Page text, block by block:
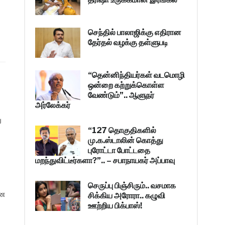
செந்தில் பாலாஜிக்கு எதிரான
தேர்தல் வழக்கு தள்ளுபடி
“தென்னிந்தியர்கள் வடமொழி
ஒன்றை கற்றுக்கொள்ள
வேண்டும்”.. ஆளுநர்
அர்லேக்கர்
“127 தொகுதிகளில்
மு.க.ஸ்டாலின் கொத்து
புரோட்டா போட்டதை
மறந்துவிட்டீர்களா?”.. – சபாநாயகர் அப்பாவு
செருப்பு பிஞ்சிரும்.. வசமாக
சிக்கிய அரோரா.. கழுவி
ஊற்றிய பிக்பாஸ்!